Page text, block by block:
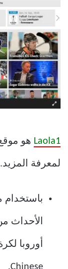
Laola1 هو
لمعرفة المزيد.
باستخدام
الأحداث